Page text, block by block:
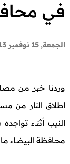
في
الجمعة, 15 نوفمبر 2013
وردنا خبر من
اطلاق النار من
النيب أثناء
محافظة البيضاء